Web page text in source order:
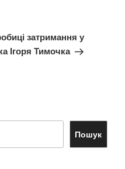
затримання у
Ігоря Тимочка
Пошук